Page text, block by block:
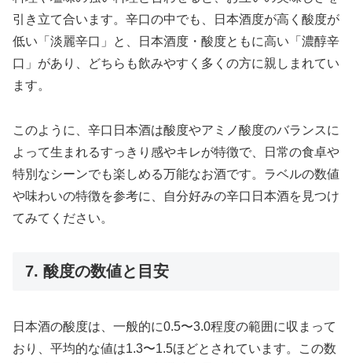
引き立て合います。辛口の中でも、日本酒度が高く酸度が
低い「淡麗辛口」と、日本酒度・酸度ともに高い「濃醇辛
口」があり、どちらも飲みやすく多くの方に親しまれてい
ます。
このように、辛口日本酒は酸度やアミノ酸度のバランスに
よって生まれるすっきり感やキレが特徴で、日常の食卓や
特別なシーンでも楽しめる万能なお酒です。ラベルの数値
や味わいの特徴を参考に、自分好みの辛口日本酒を見つけ
てみてください。
7. 酸度の数値と目安
日本酒の酸度は、一般的に0.5〜3.0程度の範囲に収まって
おり、平均的な値は1.3〜1.5ほどとされています。この数